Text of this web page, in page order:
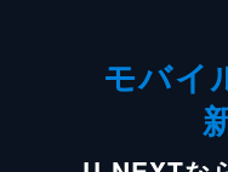
モバイ